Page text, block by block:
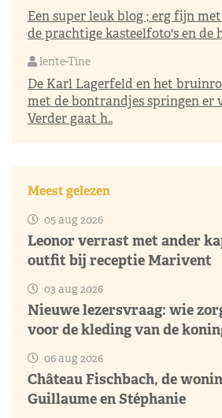
Een super leuk blog ; erg fijn
de prachtige kasteelfoto's en de
lente-Tine
De Karl Lagerfeld en het
met de bontrandjes springen er
Verder gaat h..
Meest gelezen
05 aug 2026
Leonor verrast met ander
outfit bij receptie Marivent
03 aug 2026
Nieuwe lezersvraag: wie
voor de kleding van de
06 aug 2026
Château Fischbach, de
Guillaume en Stéphanie